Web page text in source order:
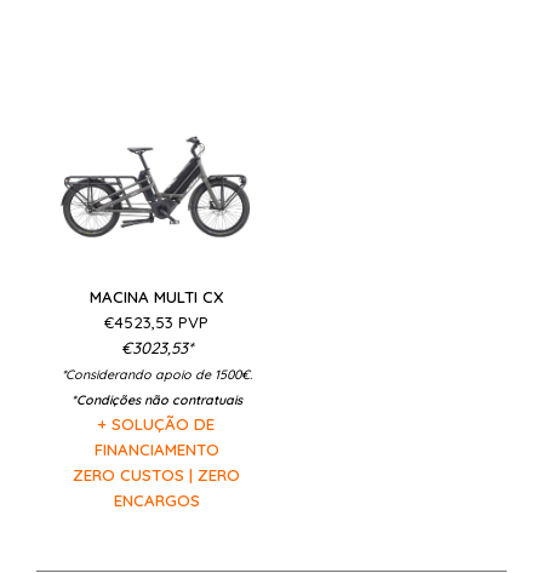
MACINA MULTI CX
€4523,53 PVP
€3023,53*
*Considerando apoio de 1500€.
*Condições não contratuais
+ SOLUÇÃO DE
FINANCIAMENTO
ZERO CUSTOS | ZERO
ENCARGOS